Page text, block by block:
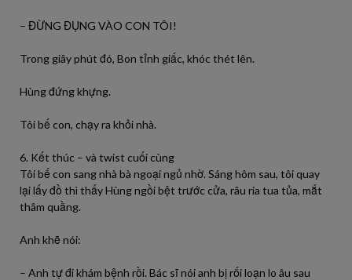
– ĐỪNG ĐỤNG VÀO CON TÔI!
Trong giây phút đó, Bon tỉnh giấc, khóc thét lên.
Hùng đứng khựng.
Tôi bế con, chạy ra khỏi nhà.
6. Kết thúc – và twist cuối cùng
Tôi bế con sang nhà bà ngoại ngủ nhờ. Sáng hôm sau, tôi quay
lại lấy đồ thì thấy Hùng ngồi bệt trước cửa, râu ria tua tủa, mắt
thâm quầng.
Anh khẽ nói:
– Anh tự đi khám bệnh rồi. Bác sĩ nói anh bị rối loạn lo âu sau